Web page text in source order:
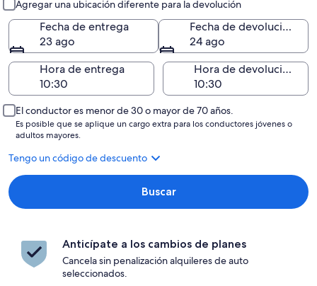
Agregar una ubicación diferente para la devolución
Fecha de entrega
23 ago
Fecha de devolución
24 ago
Hora de entrega
Hora de devolución
El conductor es menor de 30 o mayor de 70 años.
Es posible que se aplique un cargo extra para los conductores jóvenes o
adultos mayores.
Tengo un código de descuento
Buscar
Anticípate a los cambios de planes
Cancela sin penalización alquileres de auto
seleccionados.